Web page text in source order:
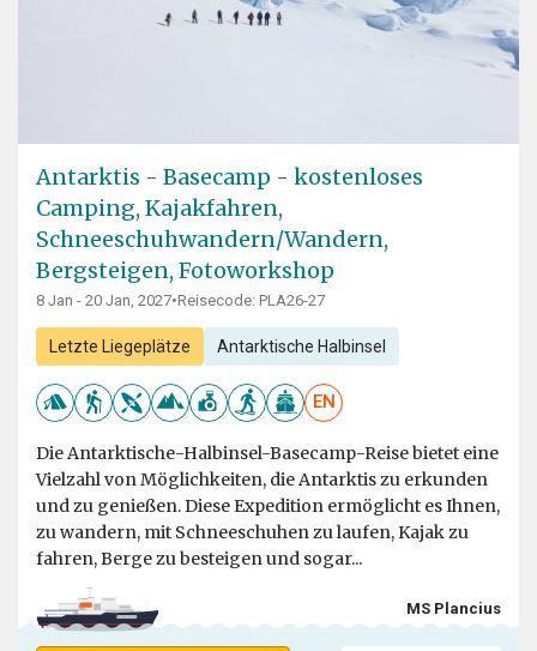
Antarktis - Basecamp - kostenloses
Camping, Kajakfahren,
Schneeschuhwandern/Wandern,
Bergsteigen, Fotoworkshop
8 Jan - 20 Jan, 2027•Reisecode: PLA26-27
Letzte Liegeplätze Antarktische Halbinsel
EN
Die Antarktische-Halbinsel-Basecamp-Reise bietet eine
Vielzahl von Möglichkeiten, die Antarktis zu erkunden
und zu genießen. Diese Expedition ermöglicht es Ihnen,
zu wandern, mit Schneeschuhen zu laufen, Kajak zu
fahren, Berge zu besteigen und sogar...
MS Plancius